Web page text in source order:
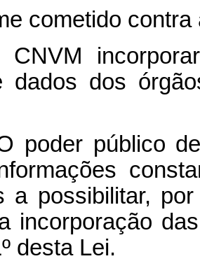
cometido contra
dados dos
poder público
a possibilitar,
incorporação
desta Lei.